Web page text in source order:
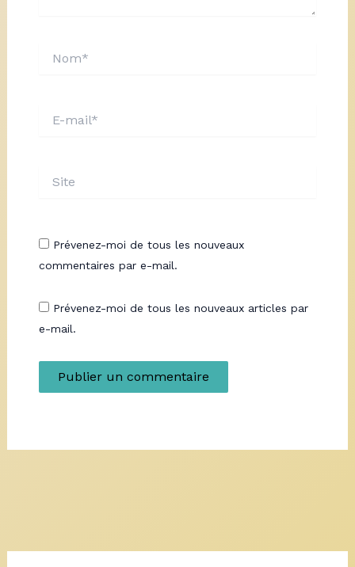
mail*
Prévenez-moi de tous les nouveaux
commentaires par e-mail.
Prévenez-moi de tous les nouveaux articles par
e-mail.